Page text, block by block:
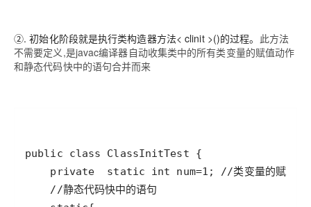
②. 初始化阶段就是执行类构造器方法< clinit >()的过程。 此方法
不需要定义,是javac编译器自动收集类中的所有类变量的赋值动作
和静态代码快中的语句合并而来